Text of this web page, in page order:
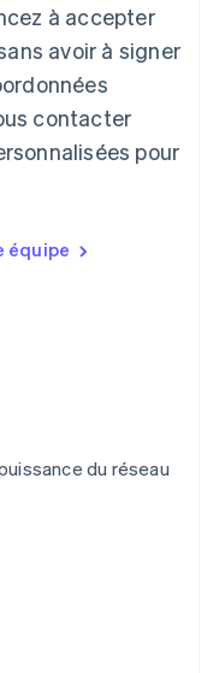
à accepter
avoir à signer
contacter
pour
équipe
du réseau